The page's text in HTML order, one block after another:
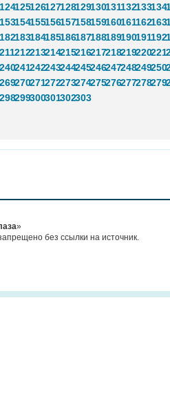
124125126127128129130131132133134
153154155156157158159160161162163
182183184185186187188189190191192
211212213214215216217218219220221
240241242243244245246247248249250
269270271272273274275276277278279
298299300301302303
»
без ссылки на источник.